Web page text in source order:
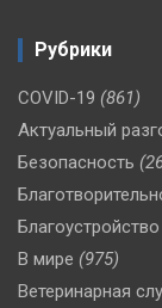
Рубрики
COVID-19 (861)
Актуальный
Безопасность
Благоустройство
В мире (975)
Ветеринарная